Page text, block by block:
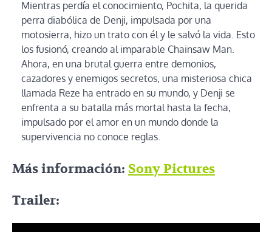
Mientras perdía el conocimiento, Pochita, la querida
perra diabólica de Denji, impulsada por una
motosierra, hizo un trato con él y le salvó la vida. Esto
los fusionó, creando al imparable Chainsaw Man.
Ahora, en una brutal guerra entre demonios,
cazadores y enemigos secretos, una misteriosa chica
llamada Reze ha entrado en su mundo, y Denji se
enfrenta a su batalla más mortal hasta la fecha,
impulsado por el amor en un mundo donde la
supervivencia no conoce reglas.
Más información: Sony Pictures
Trailer: